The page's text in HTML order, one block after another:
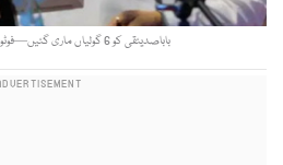
باباصدیئقی کو 6 گولیاں ماری گئیں—فوٹو: بشکریہ این ڈی ٹی وی